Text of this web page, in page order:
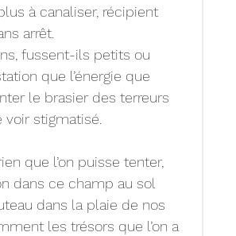
à canaliser, récipient
arrêt.
fussent-ils petits ou
que l’énergie que
le brasier des terreurs
voir stigmatisé.
que l’on puisse tenter,
dans ce champ au sol
dans la plaie de nos
les trésors que l’on a